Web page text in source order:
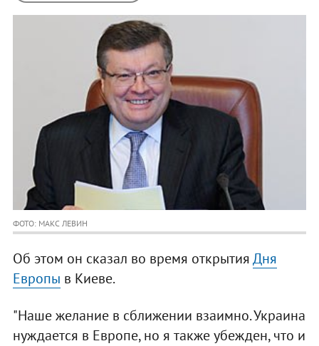
ФОТО: МАКС ЛЕВИН
Об этом он сказал во время открытияДня
Европы в Киеве.
"Наше желание в сближении взаимно. Украина
нуждается в Европе, но я также убежден, что и